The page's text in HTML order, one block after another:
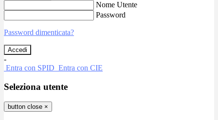
Nome Utente
Password
Password dimenticata?
-
Entra con SPID Entra con CIE
Seleziona utente
button close ×